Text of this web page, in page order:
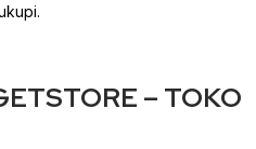
– TOKO